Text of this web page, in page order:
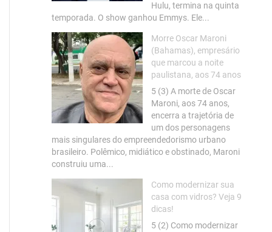
Hulu, termina na quinta
temporada. O show ganhou Emmys. Ele...
Morre Oscar Maroni
(Bahamas), empresário
que marcou a noite
paulistana, aos 74 anos
5 (3) A morte de Oscar
Maroni, aos 74 anos,
encerra a trajetória de
um dos personagens
mais singulares do empreendedorismo urbano
brasileiro. Polêmico, midiático e obstinado, Maroni
construiu uma...
Como modernizar sua
casa com vidros? Veja 9
dicas!
5 (2) Como modernizar